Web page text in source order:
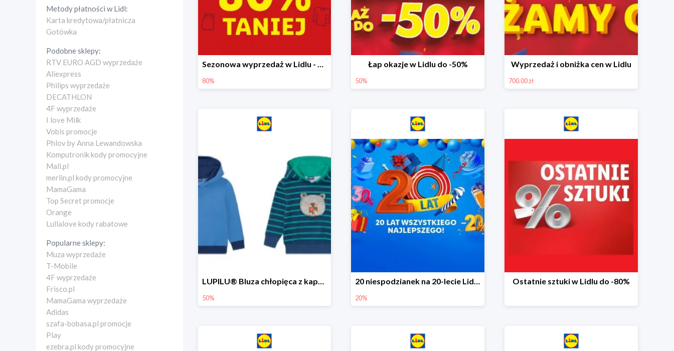
Metody płatności wLidl:
Karta kredytowa/płatnicza
Gotówka
Podobne sklepy:
RTV EURO AGD wyprzedaże
Aliexpress
Philips wyprzedaże
DECATHLON
4F wyprzedaże
I love Milk
Vobis promocje
Phlov by Anna Lewandowska
Komputronik kody promocyjne
Mall.pl
merlin.pl kody promocyjne
MamaGama
Top Secret promocje
Orange
Lullalove kody rabatowe
Popularne sklepy:
Muza wyprzedaże
T-Mobile
4F wyprzedaże
Frisco.pl
MamaGama wyprzedaże
Adidas
szafa-bobasa.pl promocje
Play
ezebra.pl kody promocyjne
Sezonowa wyprzedaż w Lidlu - drugi produkt -80%
80%
Łap okazje w Lidlu do -50%
50%
Wyprzedaż i obniżka cen w Lidlu
700.00 zł
LUPILU® Bluza chłopięca z kapturem
50%
20 niespodzianek na 20-lecie Lidla do -20%
20%
Ostatnie sztuki w Lidlu do -80%